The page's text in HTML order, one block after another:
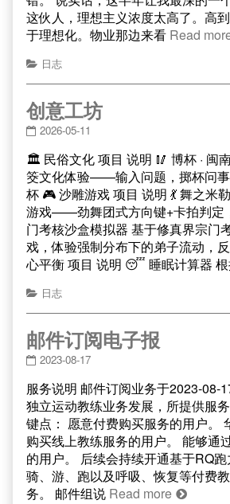
这伙人，理想主义浓度太高了。高
于理想化。物业那边来看 Read
日志
创意工坊
2026-05-11
🏛 民俗文化 项目 说明 🥢 博杯 · 闽
筊文化体验——输入问题，掷杯问
杯 🎮 沙雕游戏 项目 说明 💃 舞之米
游戏——劲舞团式方向键+卡拍判定
门考核沙盒模拟器 基于修真界宗门
戏，体验强制分布下的弟子流动，
心平衡 项目 说明 😴 睡眠计算器
日志
邮件订阅电子报
2023-08-17
服务说明 邮件订阅业务于2023-08-
独立运动教练业务发展，所提供服
键点： 愿意付费购买服务的用户。
购买线上教练服务的用户。 能够通
的用户。 后续会持续开通基于RQ跑
骑、游、跑以及呼吸、恢复等付费
务。 邮件组说 Read more